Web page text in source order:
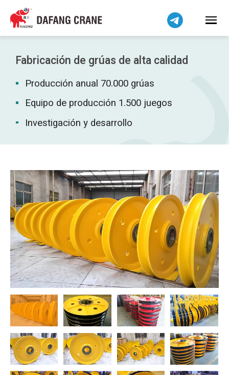
Fabricación de grúas de alta calidad
Producción anual 70.000 grúas
Equipo de producción 1.500 juegos
Investigación y desarrollo
Bahasa Indonesia
Bahasa Melayu
Tiếng Việt
简体中文
فارسی
Pilipino
اردو
Беларуская мова
Kiswahili
Dansk
Norsk
O‘zbekcha